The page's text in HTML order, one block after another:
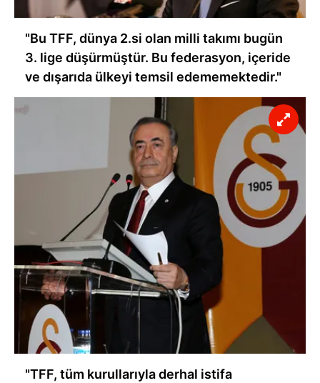
"Bu TFF, dünya 2.si olan milli takımı bugün
3. lige düşürmüştür. Bu federasyon, içeride
ve dışarıda ülkeyi temsil edememektedir."
"TFF, tüm kurullarıyla derhal istifa